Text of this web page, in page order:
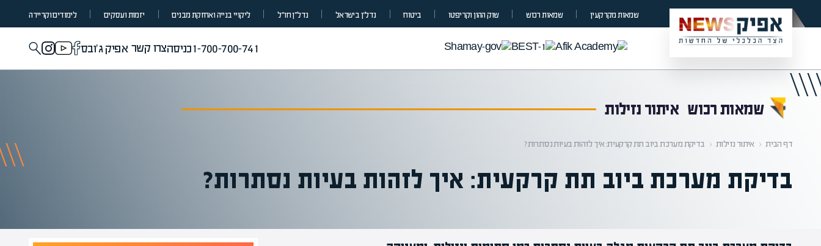
שמאות מקרקעין שמאות רכוש שוק ההון וקריפטו ביטוח נדל”ן בישראל נדל״ן חו״ל ליקויי בנייה ואחזקת מבנים יזמות ועסקים לימודים וקריירה
1-700-700-741כניסהצרו קשר אפיק ג'ובס
שמאות רכוש איתור נזילות
דף הבית ‹ איתור נזילות ‹ בדיקת מערכת ביוב תת קרקעית: איך לזהות בעיות נסתרות?
בדיקת מערכת ביוב תת קרקעית: איך לזהות בעיות נסתרות?